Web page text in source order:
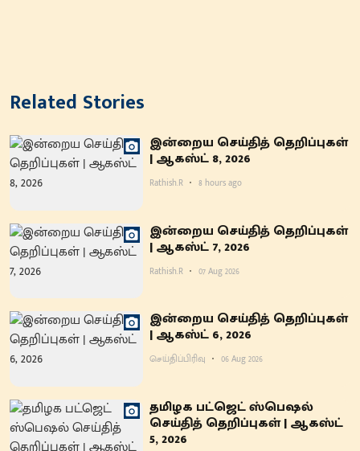
Related Stories
இன்றைய செய்தித் தெறிப்புகள்
| ஆகஸ்ட் 8, 2026
Rathish.R 8 hours ago
இன்றைய செய்தித் தெறிப்புகள்
| ஆகஸ்ட் 7, 2026
Rathish.R 07 Aug 2026
இன்றைய செய்தித் தெறிப்புகள்
| ஆகஸ்ட் 6, 2026
செய்திப்பிரிவு 06 Aug 2026
தமிழக பட்ஜெட் ஸ்பெஷல்
செய்தித் தெறிப்புகள் | ஆகஸ்ட்
5, 2026